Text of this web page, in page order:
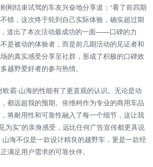
结束试驾的车友兴奋地分享道：“看了前四期
错，这次终于轮到自己实际体验，确实超过期
道出了本次活动最成功的一面——口碑的力
是被动的体验者，而是前几期活动的见证者和
的真实感受分享至社群，形成了积极的口碑效
越野爱好者的参与热情。
霸·山海的性能有了更直观的认识。无论是动
都远超我的预期。依维柯作为专业的商用车品
将耐用性和可靠性融入了每一个细节，这让我
为实”的亲身感受，远比任何广告宣传都更具说
山海不仅是一款设计精良的越野车，更是一款经
满足用户需求的可靠伙伴。